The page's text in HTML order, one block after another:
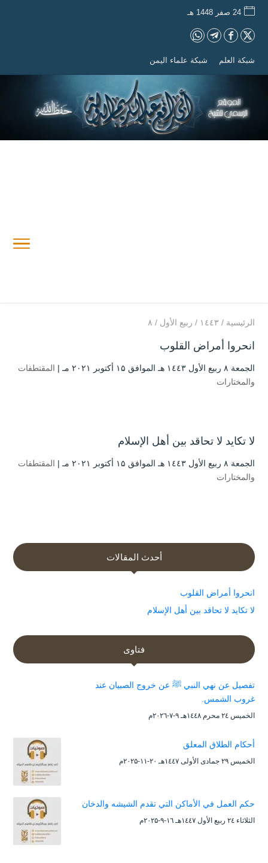
24 صفر 1448 هـ
شبكة العلم شبكة علماء اليمن
الرئيسية / ۱٤٤۳ / ربيع الأول / ۸
انحروا أمراض القلوب
الجمعة ۸ ربيع الأول ۱٤٤۳ هـ الموافق ۱۵ أكتوبر ۲۰۲۱ مـ |
المقتطفات
والمختارات
لا تكايد لا تحاقد بين أهل الإسلام
الجمعة ۸ ربيع الأول ۱٤٤۳ هـ الموافق ۱۵ أكتوبر ۲۰۲۱ مـ |
المقتطفات
والمختارات
أحدث المقالات
انحروا أمراض القلوب
لا تكايد لا تحاقد بين أهل الإسلام
فتاوى
تفصيل عن نهي النبي ﷺ عن خروج الصبيان عند
غروب الشمس.
الخميس ۲٤ محرم ۱٤٤۸هـ ۹-۷-۲۰۲٦م
أحكام الطلاق المعلق
الخميس ۲۹ جمادى الأولى ۱٤٤۷هـ ۲۰-۱۱-۲۰۲۵م
حكم العمل في الأماكن التي تقدم الشيشه والدخان
الثلاثاء ۲٤ ربيع الأول ۱٤٤۷هـ ۱٦-۹-۲۰۲۵م